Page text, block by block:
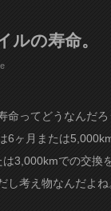
ルの寿命。
命ってどうなんだ
6ヶ月または
3,000kmでの交換
し考え物なんだよね